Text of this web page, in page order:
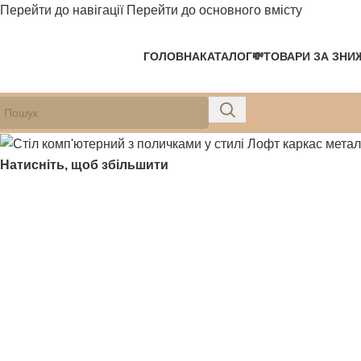
Перейти до навігації Перейти до основного вмісту
ГОЛОВНАКАТАЛОГ💸ТОВАРИ ЗА
Натисніть, щоб збільшити